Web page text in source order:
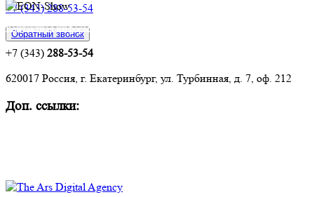
+7 (343) 288-53-54
Обратный звонок
Контактная информация:
+7 (343) 288-53-54
620017 Россия, г. Екатеринбург, ул. Турбинная, д. 7, оф. 212
Доп. ссылки: